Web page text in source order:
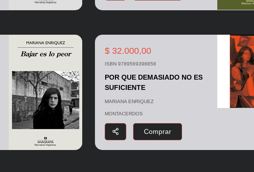
$ 32.000,00
ISBN 9789569398858
POR QUE DEMASIADO NO ES
SUFICIENTE
MARIANA ENRIQUEZ
MONTACERDOS
Comprar